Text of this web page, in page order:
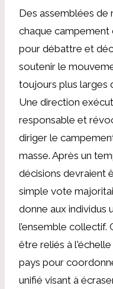
Des assemblées de
chaque campement
pour débattre et
soutenir le
toujours plus larges
Une direction
responsable et
diriger le
masse. Après un
décisions devraient
simple vote
donne aux individus
l’ensemble
être reliés à
pays pour
unifié visant à